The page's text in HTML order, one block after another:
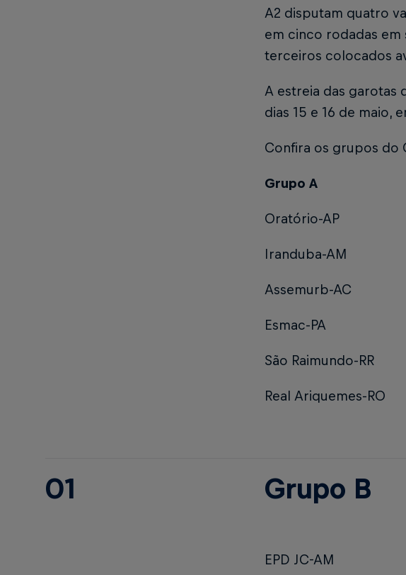
A2 disputam quatro
em cinco rodadas em
terceiros colocados
A estreia das garotas
dias 15 e 16 de maio,
Confira os grupos do
Grupo A
Oratório-AP
Iranduba-AM
Assemurb-AC
Esmac-PA
São Raimundo-RR
Real Ariquemes-RO
01 Grupo B
EPD JC-AM